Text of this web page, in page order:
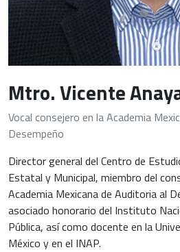
Mtro. Vicente
Vocal consejero en la Academia
Desempeño
Director general del Centro de
Estatal y Municipal, miembro del
Academia Mexicana de Auditoria al
asociado honorario del Instituto
Pública, así como docente en la
México y en el INAP.